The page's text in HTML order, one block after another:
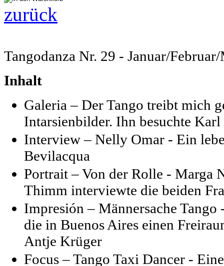
zurück
Tangodanza Nr. 29 - Januar/
Inhalt
Galeria – Der Tango treibt mich
Intarsienbilder. Ihn besuchte
Interview – Nelly Omar - Ein
Bevilacqua
Portrait – Von der Rolle - Marga
Thimm interviewte die beiden
Impresión – Männersache
die in Buenos Aires einen
Antje Krüger
Focus – Tango Taxi Dancer -